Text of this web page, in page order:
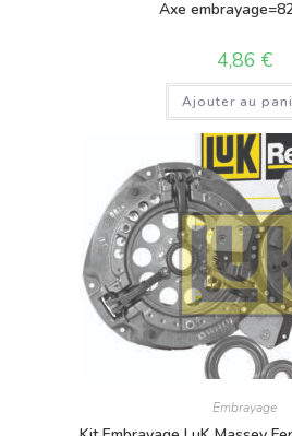
Axe
4,86 €
Ajouter au
Embrayage